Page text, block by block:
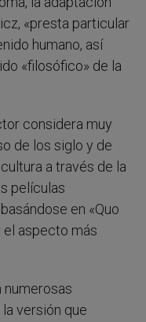
«presta particular
humano, así
«filosófico» de la
considera muy
de los siglo y de
a través de la
películas
en «Quo
el aspecto más
numerosas
versión que